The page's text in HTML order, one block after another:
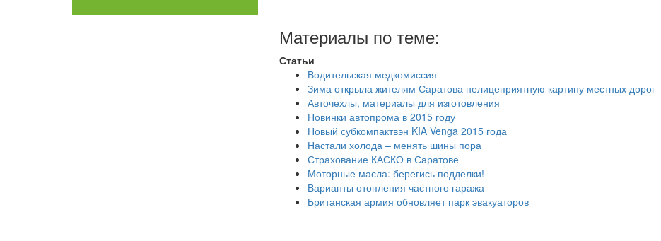
Материалы по теме:
Статьи
Водительская медкомиссия
Зима открыла жителям Саратова нелицеприятную картину местных дорог
Авточехлы, материалы для изготовления
Новинки автопрома в 2015 году
Новый субкомпактвэн KIA Venga 2015 года
Настали холода – менять шины пора
Страхование КАСКО в Саратове
Моторные масла: берегись подделки!
Варианты отопления частного гаража
Британская армия обновляет парк эвакуаторов